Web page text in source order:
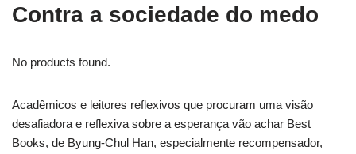
Contra a sociedade do medo
No products found.
Acadêmicos e leitores reflexivos que procuram uma visão
desafiadora e reflexiva sobre a esperança vão achar Best
Books, de Byung-Chul Han, especialmente recompensador,